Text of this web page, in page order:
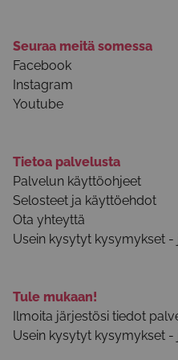
Seuraa meitä somessa
Facebook
Instagram
Youtube
Tietoa palvelusta
Palvelun käyttöohjeet
Selosteet ja käyttöehdot
Ota yhteyttä
Usein kysytyt kysymykset -
Tule mukaan!
Ilmoita järjestösi tiedot
Usein kysytyt kysymykset -